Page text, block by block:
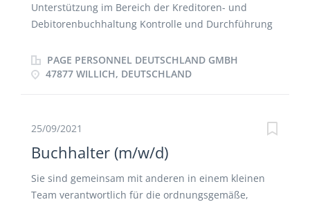
Unterstützung im Bereich der Kreditoren- und
Debitorenbuchhaltung Kontrolle und Durchführung
der Monats-, Quartals- und Jahresabschlüsse
Verantwortung der Umsatzsteuervoranmeldung
PAGE PERSONNEL DEUTSCHLAND GMBH
47877 WILLICH, DEUTSCHLAND
25/09/2021
Buchhalter (m/w/d)
Sie sind gemeinsam mit anderen in einem kleinen
Team verantwortlich für die ordnungsgemäße,